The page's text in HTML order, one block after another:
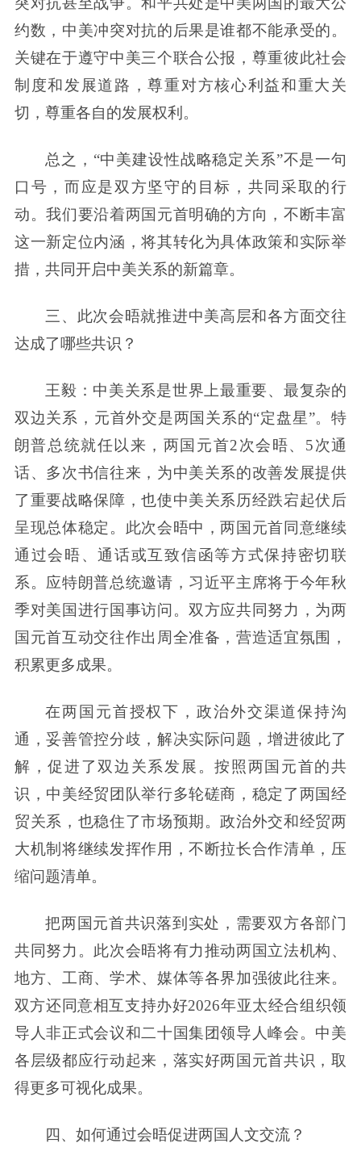
约数，中美冲突对抗的后果是谁都不能承受的。
关键在于遵守中美三个联合公报，尊重彼此社会
制度和发展道路，尊重对方核心利益和重大关
切，尊重各自的发展权利。
总之，“中美建设性战略稳定关系”不是一句
口号，而应是双方坚守的目标，共同采取的行
动。我们要沿着两国元首明确的方向，不断丰富
这一新定位内涵，将其转化为具体政策和实际举
措，共同开启中美关系的新篇章。
三、此次会晤就推进中美高层和各方面交往
达成了哪些共识？
王毅：中美关系是世界上最重要、最复杂的
双边关系，元首外交是两国关系的“定盘星”。特
朗普总统就任以来，两国元首2次会晤、5次通
话、多次书信往来，为中美关系的改善发展提供
了重要战略保障，也使中美关系历经跌宕起伏后
呈现总体稳定。此次会晤中，两国元首同意继续
通过会晤、通话或互致信函等方式保持密切联
系。应特朗普总统邀请，习近平主席将于今年秋
季对美国进行国事访问。双方应共同努力，为两
国元首互动交往作出周全准备，营造适宜氛围，
积累更多成果。
在两国元首授权下，政治外交渠道保持沟
通，妥善管控分歧，解决实际问题，增进彼此了
解，促进了双边关系发展。按照两国元首的共
识，中美经贸团队举行多轮磋商，稳定了两国经
贸关系，也稳住了市场预期。政治外交和经贸两
大机制将继续发挥作用，不断拉长合作清单，压
缩问题清单。
把两国元首共识落到实处，需要双方各部门
共同努力。此次会晤将有力推动两国立法机构、
地方、工商、学术、媒体等各界加强彼此往来。
双方还同意相互支持办好2026年亚太经合组织领
导人非正式会议和二十国集团领导人峰会。中美
各层级都应行动起来，落实好两国元首共识，取
得更多可视化成果。
四、如何通过会晤促进两国人文交流？